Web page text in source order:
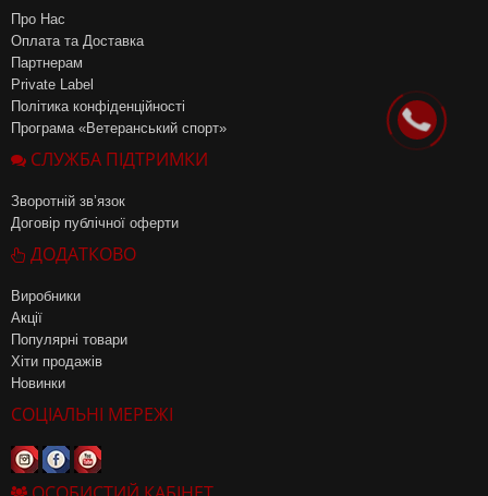
Про Нас
Оплата та Доставка
Партнерам
Private Label
Політика конфіденційності
Програма «Ветеранський спорт»
СЛУЖБА ПІДТРИМКИ
Зворотній зв’язок
Договір публічної оферти
ДОДАТКОВО
Виробники
Акції
Популярні товари
Хіти продажів
Новинки
СОЦІАЛЬНІ МЕРЕЖІ